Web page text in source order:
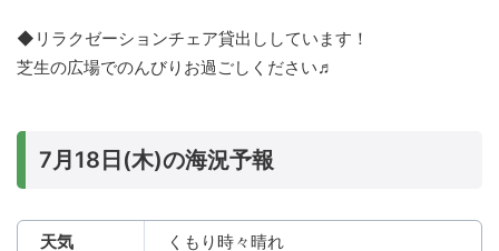
◆リラクゼーションチェア貸出ししています！
芝生の広場でのんびりお過ごしください♬
7月18日(木)の海況予報
天気 くもり時々晴れ